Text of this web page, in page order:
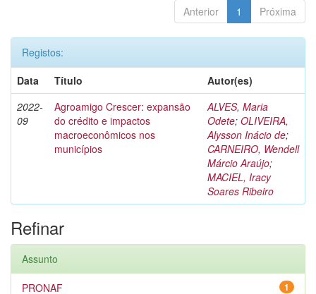
Anterior 1 Próxima
Registos:
Data
Título
Autor(es)
2022-
09
Agroamigo Crescer: expansão
do crédito e impactos
macroeconômicos nos
municípios
ALVES, Maria
Odete; OLIVEIRA,
Alysson Inácio de;
CARNEIRO, Wendell
Márcio Araújo;
MACIEL, Iracy
Soares Ribeiro
Refinar
Assunto
1
PRONAF